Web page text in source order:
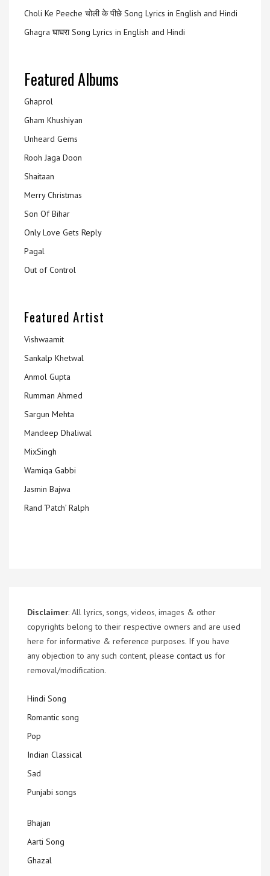
Choli Ke Peeche चोली के पीछे Song Lyrics in English and Hindi
Ghagra घाघरा Song Lyrics in English and Hindi
Featured Albums
Ghaprol
Gham Khushiyan
Unheard Gems
Rooh Jaga Doon
Shaitaan
Merry Christmas
Son Of Bihar
Only Love Gets Reply
Pagal
Out of Control
Featured Artist
Vishwaamit
Sankalp Khetwal
Anmol Gupta
Rumman Ahmed
Sargun Mehta
Mandeep Dhaliwal
MixSingh
Wamiqa Gabbi
Jasmin Bajwa
Rand ‘Patch’ Ralph
Disclaimer: All lyrics, songs, videos, images & other
copyrights belong to their respective owners and are used
here for informative & reference purposes. If you have
any objection to any such content, please contact us for
removal/modification.
Hindi Song
Romantic song
Pop
Indian Classical
Sad
Punjabi songs
Bhajan
Aarti Song
Ghazal